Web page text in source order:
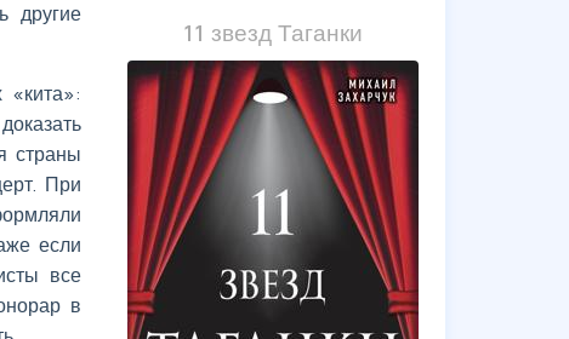
другие
страны
При
если
все
в
11 звезд Таганки